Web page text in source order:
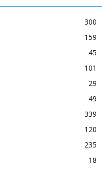
300
159
45
101
29
49
339
120
235
18